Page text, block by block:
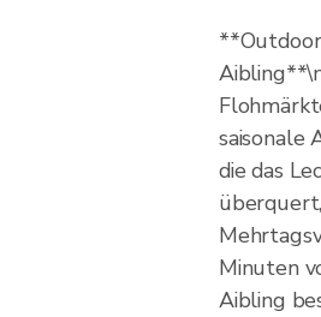
saisonale
die das
Minuten
Aibling